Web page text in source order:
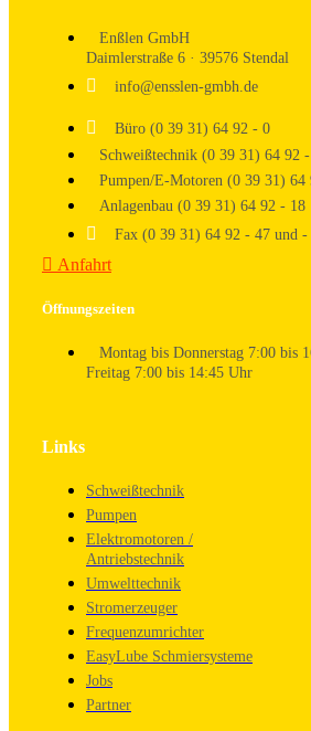
Enßlen GmbH
Daimlerstraße 6 · 39576 Stendal
info@ensslen-gmbh.de
Büro (0 39 31) 64 92 - 0
Schweißtechnik (0 39 31) 64 92 -
Pumpen/E-Motoren (0 39 31) 64
Anlagenbau (0 39 31) 64 92 - 18
Fax (0 39 31) 64 92 - 47 und -
Anfahrt
Öffnungszeiten
Montag bis Donnerstag 7:00 bis
Freitag 7:00 bis 14:45 Uhr
Links
Schweißtechnik
Pumpen
Elektromotoren /
Antriebstechnik
Umwelttechnik
Stromerzeuger
Frequenzumrichter
EasyLube Schmiersysteme
Jobs
Partner